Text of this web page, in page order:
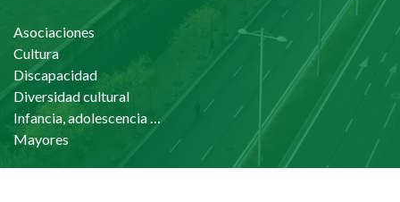
Asociaciones
Cultura
Discapacidad
Diversidad cultural
Infancia, adolescencia y familia
Mayores